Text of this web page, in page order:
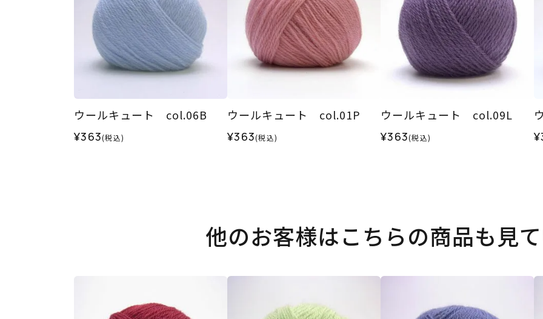
ウールキュート col.06B
¥363(税込)
ウールキュート col.01P
¥363(税込)
ウールキュート col.09L
¥363(税込)
他のお客様はこちらの商品も見